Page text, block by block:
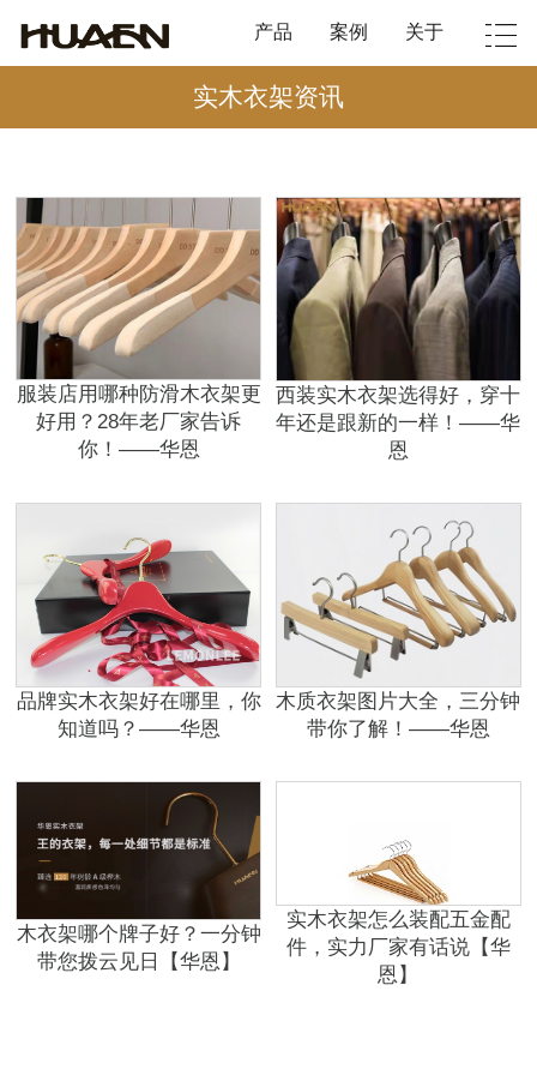
产品 案例 关于
实木衣架资讯
服装店用哪种防滑木衣架更
好用？28年老厂家告诉
你！——华恩
西装实木衣架选得好，穿十
年还是跟新的一样！——华
恩
品牌实木衣架好在哪里，你
知道吗？——华恩
木质衣架图片大全，三分钟
带你了解！——华恩
木衣架哪个牌子好？一分钟
带您拨云见日【华恩】
实木衣架怎么装配五金配
件，实力厂家有话说【华
恩】